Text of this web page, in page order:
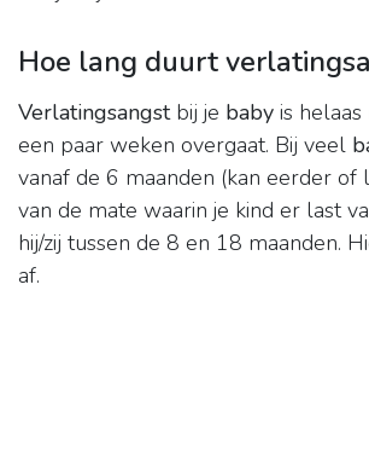
Hoe lang duurt
Verlatingsangstbij je baby is
een paar weken overgaat. Bij veel
vanaf de 6 maanden (kan eerder of
van de mate waarin je kind er last
hij/zij tussen de 8 en 18 maanden.
af.